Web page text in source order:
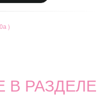
)
РАЗДЕЛЕ